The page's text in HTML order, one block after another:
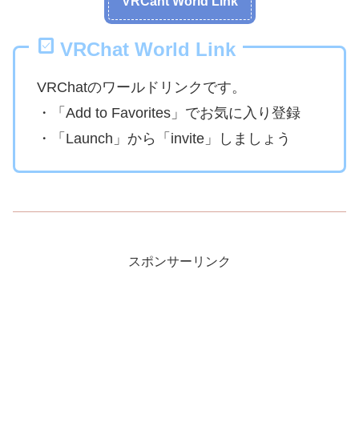
VRChat World Link
VRChatのワールドリンクです。
・「Add to Favorites」でお気に入り登録
・「Launch」から「invite」しましょう
スポンサーリンク